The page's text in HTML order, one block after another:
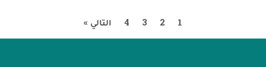
1
2
3
4 التالي »